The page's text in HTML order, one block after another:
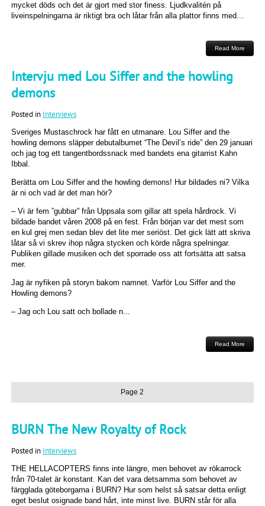
mycket döds och det är gjort med stor finess. Ljudkvalitén på
liveinspelningarna är riktigt bra och låtar från alla plattor finns med...
Read More
Intervju med Lou Siffer and the howling
demons
Posted in Interviews
Sveriges Mustaschrock har fått en utmanare. Lou Siffer and the
howling demons släpper debutalbumet “The Devil’s ride” den 29 januari
och jag tog ett tangentbordssnack med bandets ena gitarrist Kahn
Ibbal.
Berätta om Lou Siffer and the howling demons! Hur bildades ni? Vilka
är ni och vad är det man hör?
– Vi är fem ”gubbar” från Uppsala som gillar att spela hårdrock. Vi
bildade bandet våren 2008 på en fest. Från början var det mest som
en kul grej men sedan blev det lite mer seriöst. Det gick lätt att skriva
låtar så vi skrev ihop några stycken och körde några spelningar.
Publiken gillade musiken och det sporrade oss att fortsätta att satsa
mer.
Jag är nyfiken på storyn bakom namnet. Varför Lou Siffer and the
Howling demons?
– Jag och Lou satt och bollade n...
Read More
Page 2
BURN The New Royalty of Rock
Posted in Interviews
THE HELLACOPTERS finns inte längre, men behovet av rökarrock
från 70-talet är konstant. Kan det vara detsamma som behovet av
färgglada göteborgarna i BURN? Hur som helst så satsar detta enligt
eget beslut osignade band hårt, inte minst live. BURN står för alla